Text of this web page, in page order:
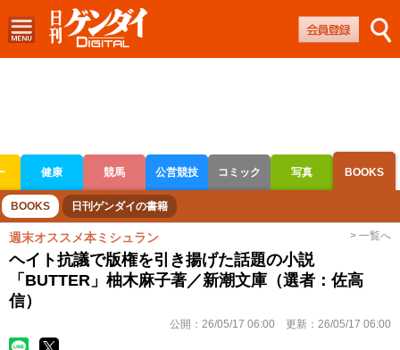
健康 競馬 公営競技 コミック 写真 BOOKS
ボートレース 競輪 オートレース
BOOKS 日刊ゲンダイの書籍
週末オススメ本ミシュラン > 一覧へ
ヘイト抗議で版権を引き揚げた話題の小説
「BUTTER」柚木麻子著／新潮文庫（選者：佐高
信）
公開： 26/05/17 06:00 更新： 26/05/17 06:00